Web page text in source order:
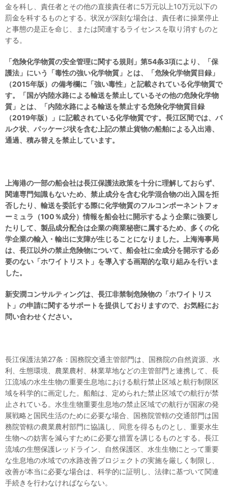
金を科し、責任者とその他の直接責任者に5万元以上10万元以下の
罰金を科するものとする。状況が深刻な場合は、責任者に操業停止
と事態の是正を命じ、または関連するライセンスを取り消すものと
する。
「危険化学物質の安全管理に関する規則 」 第54条3項により、 「保
護法 」 にいう「毒性の強い化学物質」とは、 「危険化学物質目録」
（2015年版）の備考欄に「強い毒性」と記載されている化学物質で
す。
「国が内陸水路による輸送を禁止しているその他の危険化学物
質」とは、「内陸水路による輸送を禁止する危険化学物質目録
（2019年版）」に記載されている化学物質です。長江区間では、バ
ルク状、パッケージ状を含む上記の禁止貨物の船舶による入出港、
通過、積み替えを禁止しています。
上海港の一部の船会社は長江保護法政策を十分に理解しておらず、
関連専門知識もないため、禁止成分を含む化学混合物の出入国を拒
否したり、輸送を委託する際に化学物質のフルコンポーネントフォ
ーミュラ（100％成分）情報を船会社に開示するよう企業に強要し
たりして、製品成分配合は企業の商業秘密に属するため、多くの化
学企業の輸入・輸出に支障が生じることになりました。上海海事局
は、長江以外の禁止危険物について、船会社に全成分を開示する必
要のない「ホワイトリスト」を導入する画期的な取り組みを行いま
した。
新安潤コンサルティングは、長江非禁制危険物の「ホワイトリス
ト」 の申請に関するサポートを提供しておりますので、 お気軽にお
問い合わせください。
長江保護法第27条：国務院交通主管部門は、国務院の自然資源、水
利、生態環境、農業農村、林業草地などの主管部門と連携して、長
江流域の水生生物の重要生息地における航行禁止区域と航行制限区
域を科学的に画定した。船舶は、定められた禁止区域での航行が禁
止されている。水生生物重要生息地の禁止区域での航行が国家の発
展戦略と国民生活のために必要な場合、国務院管轄の交通部門は国
務院管轄の農業農村部門に協議し、同意を得るものとし、重要水生
生物への妨害を減らすために必要な措置を講じるものとする。長江
流域の生態保護レッドライン、自然保護区、水生生物にとって重要
な生息地の水域での水路改善プロジェクトの実施を厳しく制限し、
改善が本当に必要な場合は、科学的に証明し、法律に基づいて関連
手続きを行わなければならない。